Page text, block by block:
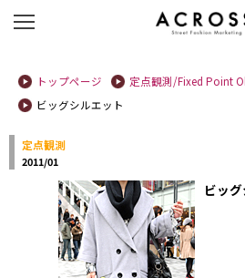
トップページ
定点観測/Fixed Point
ビッグシルエット
定点観測
2011/01
ビッ